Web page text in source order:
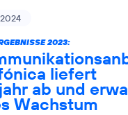
2023:
liefert
ab und
Wachstum